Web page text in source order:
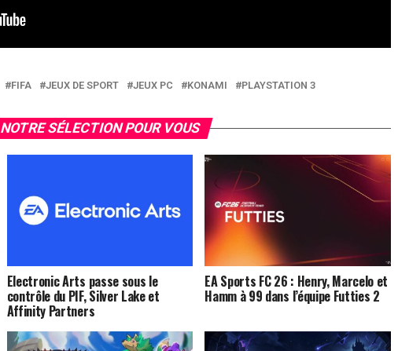
FIFA JEUX DE SPORT JEUX PC KONAMI PLAYSTATION 3
NOTRE SÉLECTION POUR VOUS
Electronic Arts passe sous le
contrôle du PIF, Silver Lake et
Affinity Partners
EA Sports FC 26 : Henry, Marcelo et
Hamm à 99 dans l’équipe Futties 2